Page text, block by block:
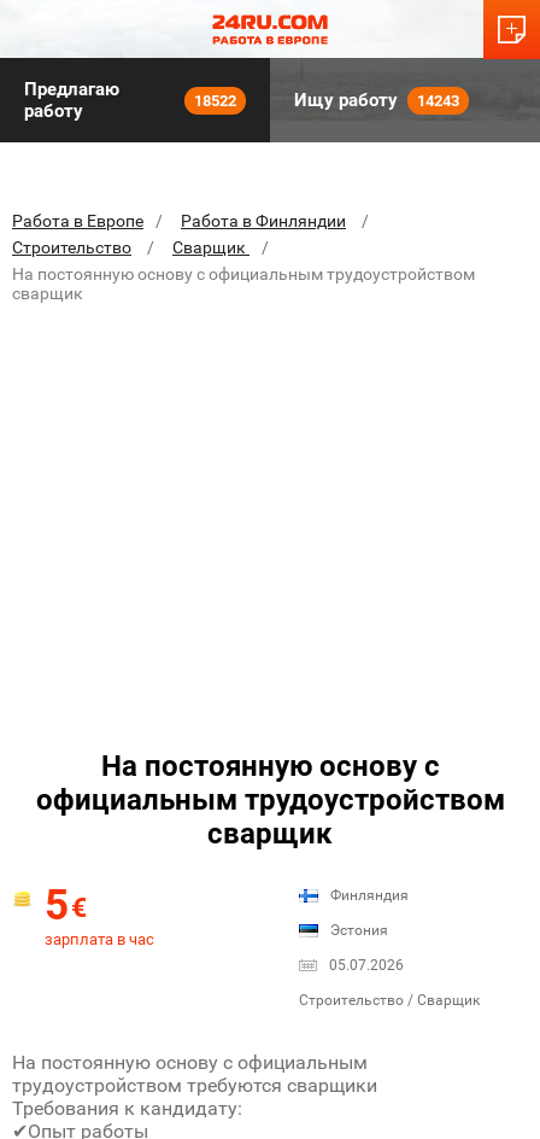
Предлагаю
работу
18522 Ищу работу 14243
Работа в Европе
Работа в Финляндии
Строительство
Сварщик
На постоянную основу с официальным трудоустройством
сварщик
На постоянную основу с
официальным трудоустройством
сварщик
5€
зарплата в час
Финляндия
Эстония
05.07.2026
Строительство / Сварщик
На постоянную основу с официальным
трудоустройством требуются сварщики
Требования к кандидату:
✔Опыт работы